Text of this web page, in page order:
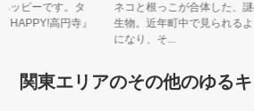
ハッピーです。タ
『HAPPY!高円寺』
ネコと根っこが合体した、
生物。近年町中で見られる
になり、そ...
関東エリアのその他のゆる